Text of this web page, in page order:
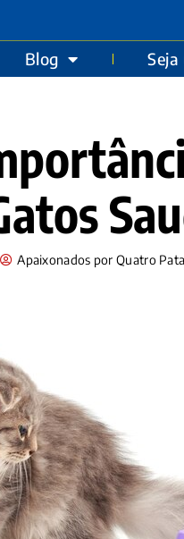
Blog
Apaixonados por Quatro